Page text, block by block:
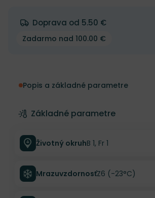
Doprava od 5.50 €
Zadarmo nad 100.00 €
Popis a základné parametre
Základné parametre
Životný okruhB 1, Fr 1
MrazuvzdornosťZ6 (-23°C)